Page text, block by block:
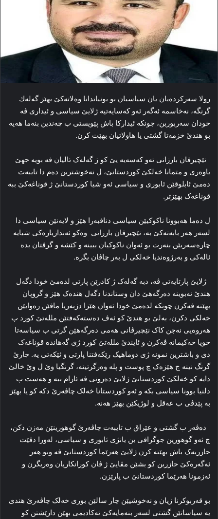
رولا سەرکردەیان یان سیاسیان بو بونیاتدانا وەلاتەکێ بهێز گەلەك
گرنگە، نەخاسمە ئەگەر ئەو کەسایەتیە ژلایێ سیاسی و ئیداری ڤە
خودان سەربوربن، چونکە ئیدارکا باش پێویستی ب چەندین بنەما هەیە
بو هندێ خزمەتا گشتی یا هاولاتیان بهێت کرن.
نێچیرڤان بارزانی ئەو کەسەیە یێ کو ژ گەلەک ئالیان ڤە بویە جهێ
باوەری و متمانا خەلکێ کوردستانێ، ل نەخوشترین دەم دا تایبەت
دەمێ ئابلوقێن ئابوری و سیاسی ئەو شیا کوردستانێ ژ قوناغەکێ ببە
قوناغەک بهێزتر.
ل دەما ھەبوونا ناکوکیێن سیاسی دنافبەرا هێز و لایەنێن سیاسی دا
لسەر هەر بابەتەکێ بە، نێچیرڤان بارزانی وەکو ئەندازیارەكی شیایە
چارەسەریێن بنەرت بو ئەوان ناکوکیان ببینە و کێشە و گرڤتان بدە
ئالەكی و بەرژوەندیا خەلکی ل بەر چاڤان بگرە.
ژلایێ پارتایەتی ڤە، دبە گەلەک ژ کادرێن پارتی لدەمێ خودا دگەل
هندێ نەبوینە دەرگەهێ دان وستاندنا دگەل هندەک هێز و گروپان
بهێتە ڤەکرن چونکە لدەمێ خودا ئەوان هێزا دژبەریا ماڤێن رەوایێن
خەلکی دکرن، بەلێ بو هندێ کو ئەڤ دەستەکەفتێن مللەتێ کورد ب
هەروەیی نەچن کاک نێچیرڤانی هەمی دەرگەهێن گرتی ب سیاسەتا
خویا حەکیمانە ڤەکرن و ئایندێ مللەتێ کورد ژی گەهاندە قوناغەک
دی و باشترین نمونە ژی دوماهیک رێکەفتنا پارتی و ئێکەتی یە. جارێ
گرنگ نینە ج هێزەک چ پوست و پلە وەرگرتینە، گرنگیا وێ ل وێ خالێ
دایە کو خەلکێ کوردستانێ ژلایێ دەرونی ڤە ئارام ببە و هەست ب
دلنیا بوونا سیاسی بکە و ئەو کوردستانا خەلک چاڤەرێ دکە کو یا بهێز
بە پێدڤی ب عەقل و لوژیکێن بهێز هەنە.
دەڤەر ب گشتی و عێراق ب تایبەت چاڤەرێ گوهورینێن مەزن دکن،
چ ئەو گوهورین جوگرافی بن یانژی ئابوری و سیاسی، لەورا دڤێت
حازریەک باش بهێتە کرن ژلایێ هەرێما کوردستانێ ڤە وبو هەر
ئەگەرەکێ حازربن کو بشێن مڤایێ ژ ڤان کورانکاریان وەربگرن و
ئەزمونا هەرێما کوردستانێ ب پارێزن.
بو قەربوکرنا زیان و نەخوشیێن چار سالێن بوری خەلک چاڤەرێ هندی
یە سیاساتێن گشتی لسەر بنەمایەکێ ئەکادیمی بهێن دارێشتن کو